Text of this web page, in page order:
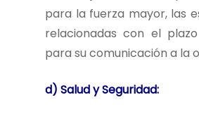
para la fuerza mayor, las
relacionadas con el
para su comunicación a la
d) Salud y Seguridad: